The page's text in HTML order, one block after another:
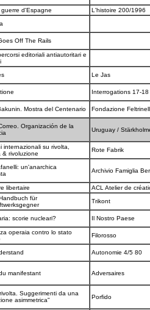
d'Espagne
L'histoire 200/1996
Off The Rails
editoriali antiautoritari e
Le Jas
Interrogations 17-18
Mostra del Centenario Fondazione
Organización de la
Uruguay /
internazionali su rivolta,
& rivoluzione
Rote Fabrik
un'anarchica
Archivio Famiglia
libertaire
ACL Atelier de
für
Trikont
scorie nucleari? Il Nostro Paese
operaia contro lo stato
Filorosso
Autonomie 4/5 80
manifestant Adversaires
Suggerimenti da una
asimmetrica"
Porfido